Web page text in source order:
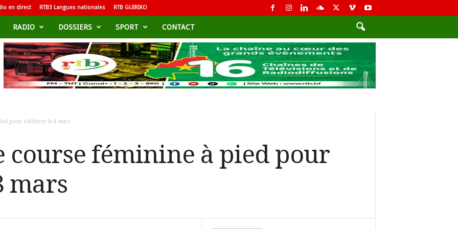
en direct RTB3 Langues nationales RTB GUIRIKO
RADIO DOSSIERS SPORT CONTACT
pour célébrer le 8 mars
course féminine à pied pour
mars